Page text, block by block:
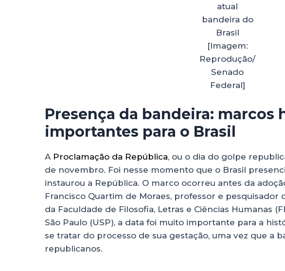
atual
bandeira do
Brasil
[Imagem:
Reprodução/
Senado
Federal]
Presença da bandeira: marcos
importantes para o Brasil
A Proclamação da República, ou o dia do golpe
de novembro. Foi nesse momento que o Brasil
instaurou a República. O marco ocorreu antes da
Francisco Quartim de Moraes, professor e
da Faculdade de Filosofia, Letras e Ciências Humanas
São Paulo (USP), a data foi muito importante para a
se tratar do processo de sua gestação, uma vez que a
republicanos.